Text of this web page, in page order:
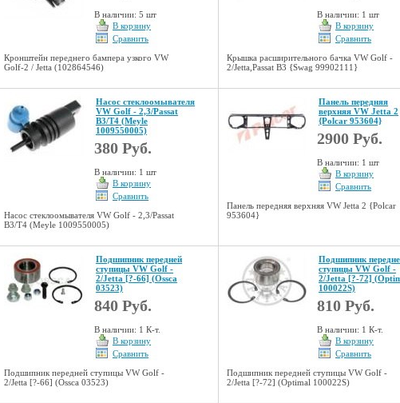
В наличии: 5 шт
В корзину
Сравнить
Кронштейн переднего бампера узкого VW
Golf-2 / Jetta (102864546)
В наличии: 1 шт
В корзину
Сравнить
Крышка расширительного бачка VW Golf -
2/Jetta,Passat B3 {Swag 99902111}
Насос стеклоомывателя
VW Golf - 2,3/Passat
B3/T4 (Meyle
1009550005)
380 Руб.
В наличии: 1 шт
В корзину
Сравнить
Насос стеклоомывателя VW Golf - 2,3/Passat
B3/T4 (Meyle 1009550005)
Панель передняя
верхняя VW Jetta 2
{Polcar 953604}
2900 Руб.
В наличии: 1 шт
В корзину
Сравнить
Панель передняя верхняя VW Jetta 2 {Polcar
953604}
Подшипник передней
ступицы VW Golf -
2/Jetta [?-66] (Ossca
03523)
840 Руб.
В наличии: 1 К-т.
В корзину
Сравнить
Подшипник передней ступицы VW Golf -
2/Jetta [?-66] (Ossca 03523)
Подшипник
ступицы VW Golf -
2/Jetta [?-72]
100022S)
810 Руб.
В наличии: 1 К-т.
В корзину
Сравнить
Подшипник передней ступицы VW Golf -
2/Jetta [?-72] (Optimal 100022S)